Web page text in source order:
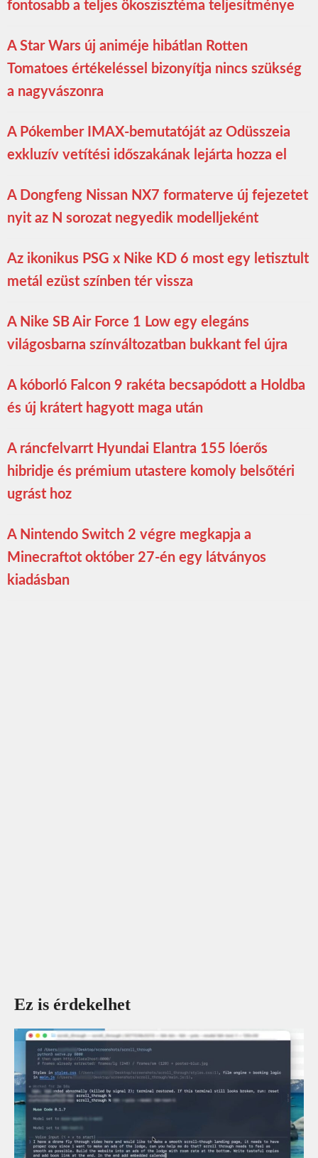
fontosabb a teljes ökoszisztéma teljesítménye
A Star Wars új animéje hibátlan Rotten
Tomatoes értékeléssel bizonyítja nincs szükség
a nagyvászonra
A Pókember IMAX-bemutatóját az Odüsszeia
exkluzív vetítési időszakának lejárta hozza el
A Dongfeng Nissan NX7 formaterve új fejezetet
nyit az N sorozat negyedik modelljeként
Az ikonikus PSG x Nike KD 6 most egy letisztult
metál ezüst színben tér vissza
A Nike SB Air Force 1 Low egy elegáns
világosbarna színváltozatban bukkant fel újra
A kóborló Falcon 9 rakéta becsapódott a Holdba
és új krátert hagyott maga után
A ráncfelvarrt Hyundai Elantra 155 lóerős
hibridje és prémium utastere komoly belsőtéri
ugrást hoz
A Nintendo Switch 2 végre megkapja a
Minecraftot október 27-én egy látványos
kiadásban
Ez is érdekelhet